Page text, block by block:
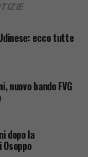
ecco tutte
nuovo bando FVG
dopo la